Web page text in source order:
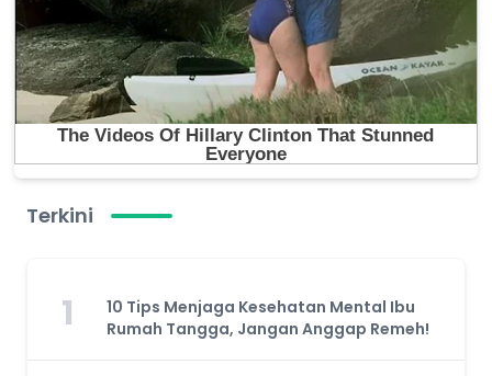
Terkini
1
10 Tips Menjaga Kesehatan Mental Ibu
Rumah Tangga, Jangan Anggap Remeh!